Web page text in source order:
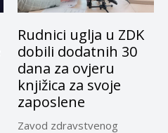
Rudnici uglja u ZDK
dobili dodatnih 30
dana za ovjeru
knjižica za svoje
zaposlene
Zavod zdravstvenog